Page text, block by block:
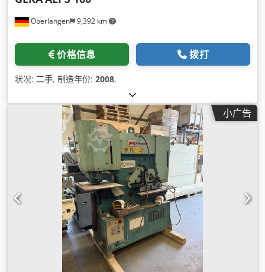
Oberlangen 9,392 km
价格信息 拨打
状况: 二手, 制造年份: 2008,
小广告